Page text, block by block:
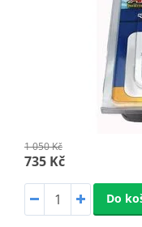
1 050 Kč
735 Kč
Do